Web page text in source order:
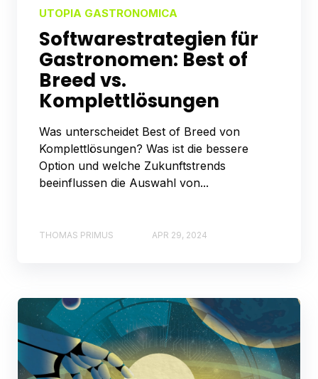
UTOPIA GASTRONOMICA
Softwarestrategien für
Gastronomen: Best of
Breed vs.
Komplettlösungen
Was unterscheidet Best of Breed von
Komplettlösungen? Was ist die bessere
Option und welche Zukunftstrends
beeinflussen die Auswahl von...
THOMAS PRIMUS APR 29, 2024